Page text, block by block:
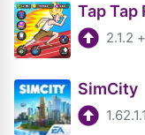
Tap Tap
2.1.2 +
SimCity